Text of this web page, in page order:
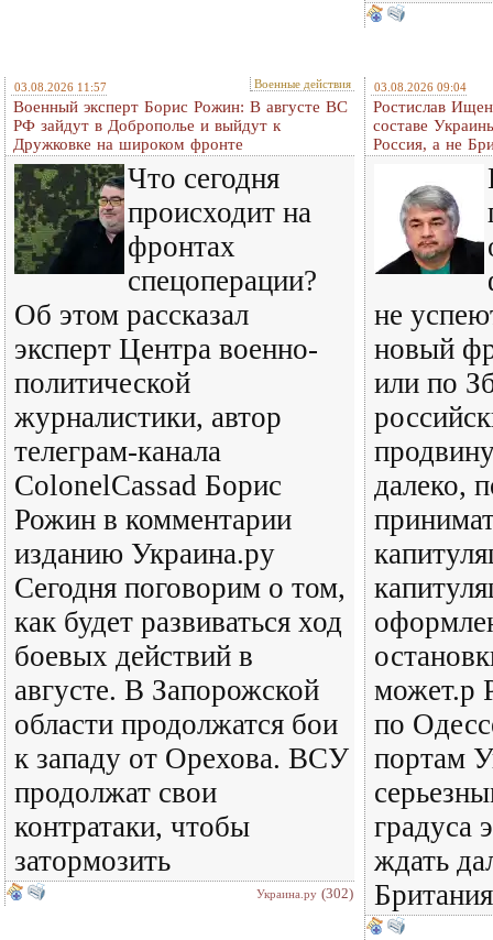
03.08.2026 11:57 Военные действия
Военный эксперт Борис Рожин: В августе ВС
РФ зайдут в Доброполье и выйдут к
Дружковке на широком фронте
Что сегодня
происходит на
фронтах
спецоперации?
Об этом рассказал
эксперт Центра военно-
политической
журналистики, автор
телеграм-канала
ColonelCassad Борис
Рожин в комментарии
изданию Украина.ру
Сегодня поговорим о том,
как будет развиваться ход
боевых действий в
августе. В Запорожской
области продолжатся бои
к западу от Орехова. ВСУ
продолжат свои
контратаки, чтобы
затормозить
Украина.ру (302)
03.08.2026 09:04
Ростислав
составе
Россия, а не
не
новый
или по
далеко,
может.р
по
портам
градуса
ждать